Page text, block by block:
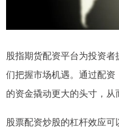
股指期货配资平台为投资
们把握市场机遇。通过配
的资金撬动更大的头寸，从
股票配资炒股的杠杆效应